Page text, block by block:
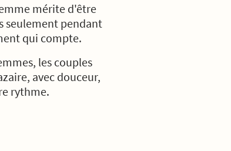
mérite d'être
seulement pendant
qui compte.
les couples
avec douceur,
rythme.